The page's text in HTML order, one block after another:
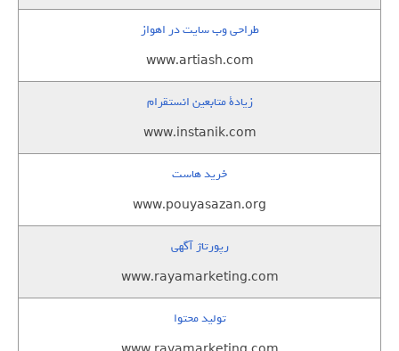
طراحی وب سایت در اهواز
www.artiash.com
زيادة متابعين انستقرام
www.instanik.com
خرید هاست
www.pouyasazan.org
رپورتاژ آگهی
www.rayamarketing.com
تولید محتوا